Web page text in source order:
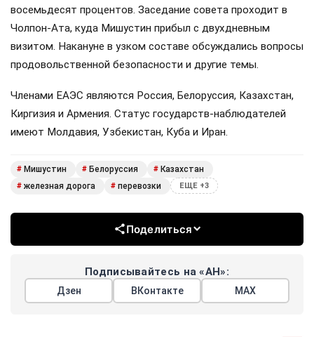
восемьдесят процентов. Заседание совета проходит в
Чолпон-Ата, куда Мишустин прибыл с двухдневным
визитом. Накануне в узком составе обсуждались вопросы
продовольственной безопасности и другие темы.
Членами ЕАЭС являются Россия, Белоруссия, Казахстан,
Киргизия и Армения. Статус государств-наблюдателей
имеют Молдавия, Узбекистан, Куба и Иран.
# Мишустин # Белоруссия # Казахстан
# железная дорога # перевозки ЕЩЕ +3
Поделиться
Подписывайтесь на «АН»:
Дзен ВКонтакте МАХ